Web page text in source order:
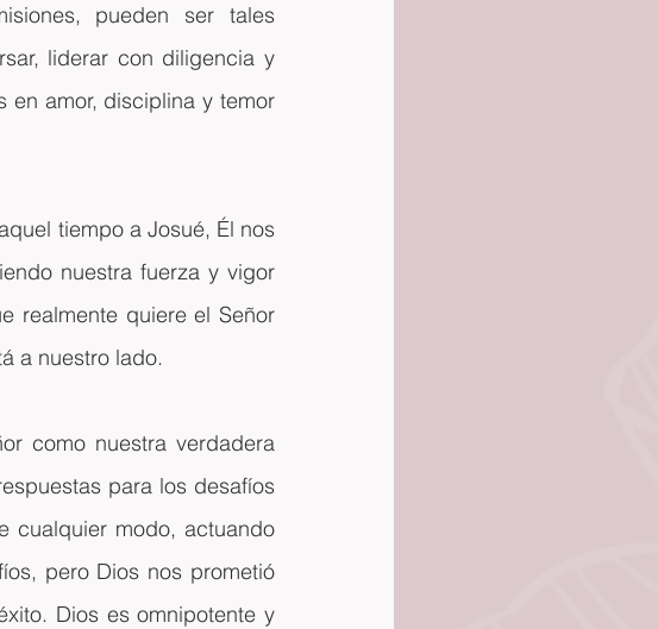
pueden ser tales
liderar con diligencia y
en amor, disciplina y temor
tiempo a Josué, Él nos
nuestra fuerza y vigor
realmente quiere el Señor
a nuestro lado.
como nuestra verdadera
para los desafíos
cualquier modo, actuando
pero Dios nos prometió
Dios es omnipotente y